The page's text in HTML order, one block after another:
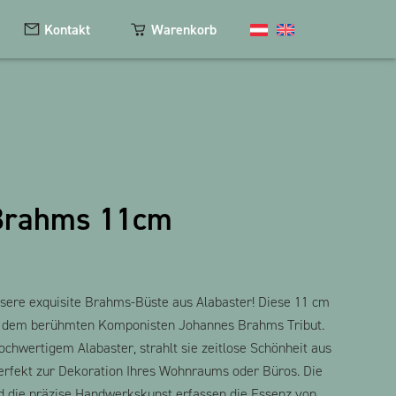
Schlüsselanhänger
Kontakt Warenkorb
11cm
exquisite Brahms-Büste aus Alabaster! Diese 11 cm
berühmten Komponisten Johannes Brahms Tribut.
Alabaster, strahlt sie zeitlose Schönheit aus
zur Dekoration Ihres Wohnraums oder Büros. Die